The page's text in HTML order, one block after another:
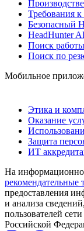
Требования
Безопасный
HeadHunter
Поиск работы
Поиск по
Мобильное
Этика и
Оказание
Защита
ИТ
На
рекомендательные
предоставления
и анализа
пользователей
Российской